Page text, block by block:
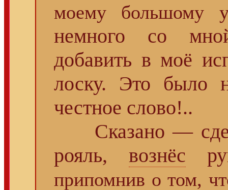
моему большому
немного со
добавить в моё
лоску. Это было
честное слово!..
Сказано —
рояль,вознёс
припомнив о том,